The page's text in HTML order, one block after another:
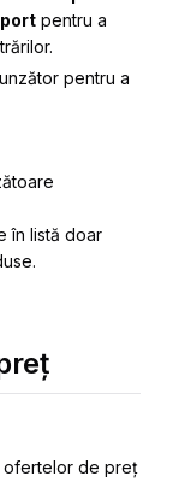
pentru a
pentru a
în listă doar
.
ofertelor de preț